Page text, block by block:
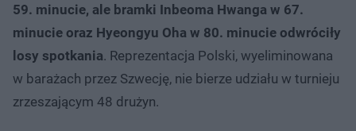
59. minucie, ale bramki Inbeoma Hwanga w 67.
minucie oraz Hyeongyu Oha w 80. minucie odwróciły
losy spotkania. Reprezentacja Polski, wyeliminowana
w barażach przez Szwecję, nie bierze udziału w turnieju
zrzeszającym 48 drużyn.